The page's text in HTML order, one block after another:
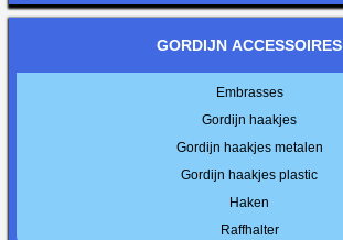
GORDIJN ACCESSOIRES
Embrasses
Gordijn haakjes
Gordijn haakjes metalen
Gordijn haakjes plastic
Haken
Raffhalter